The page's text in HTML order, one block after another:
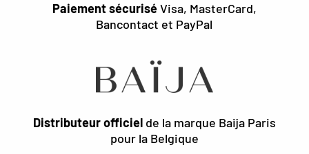
Paiement sécuriséVisa, MasterCard,
Bancontact et PayPal
Distributeur officielde la marque Baija Paris
pour la Belgique